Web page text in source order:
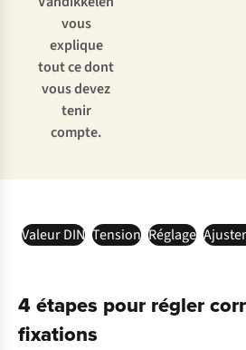
vous
explique
tout ce dont
vous devez
tenir
compte.
Valeur DIN Tension Réglage
4 étapes pour régler
fixations